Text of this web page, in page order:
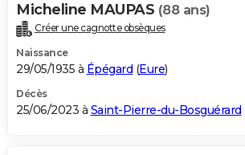
Micheline MAUPAS (88 ans)
Créer une cagnotte obsèques
Naissance
29/05/1935 à Épégard (Eure)
Décès
25/06/2023 à Saint-Pierre-du-Bosguérard